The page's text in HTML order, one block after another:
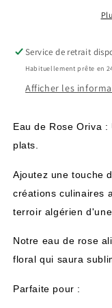
Service de retrait
Habituellement prête en
Afficher les
Eau de RoseOriva :
plats.
Ajoutez une touche
créations culinaires
terroir algérien
Notre eau de rose
floral qui saura
Parfaite pour :